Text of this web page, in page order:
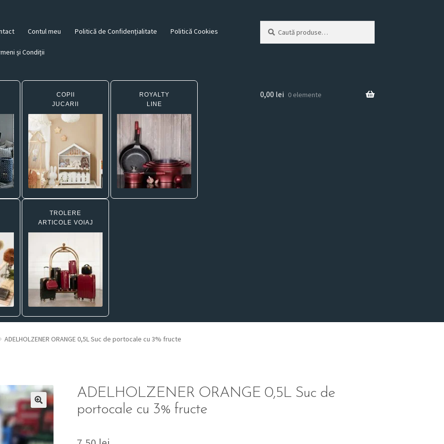
Contul meu Politică de Confidențialitate Politică Cookies
și Condiții
după:
COPII
JUCARII
ROYALTY
LINE
TROLERE
ARTICOLE VOIAJ
0,00 lei 0 elemente
ADELHOLZENER ORANGE 0,5L Suc de portocale cu 3% fructe
ADELHOLZENER ORANGE 0,5L Suc de
portocale cu 3% fructe